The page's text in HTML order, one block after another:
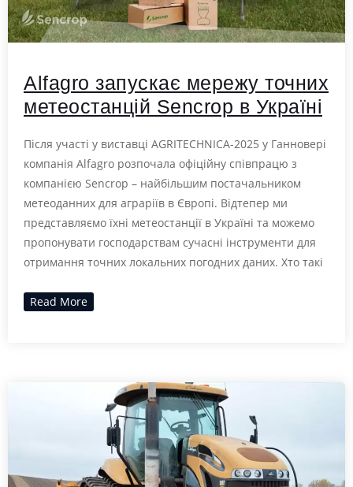
Alfagro запускає мережу точних
метеостанцій Sencrop в Україні
Після участі у виставці AGRITECHNICA-2025 у Ганновері
компанія Alfagro розпочала офіційну співпрацю з
компанією Sencrop – найбільшим постачальником
метеоданних для аграріїв в Європі. Відтепер ми
представляємо їхні метеостанції в Україні та можемо
пропонувати господарствам сучасні інструменти для
отримання точних локальних погодних даних. Хто такі
Read More